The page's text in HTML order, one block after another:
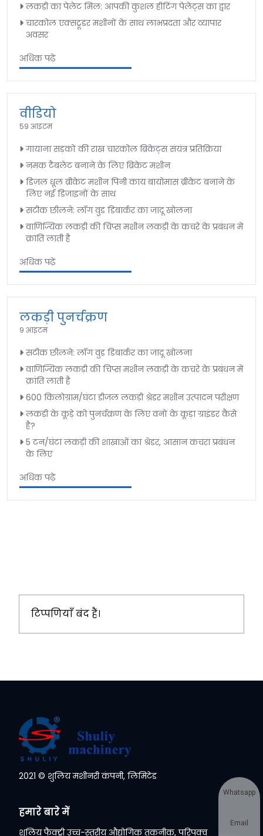
लकड़ी का पेलेट मिल: आपकी कुशल हीटिंग पेलेट्स का द्वार
चारकोल एक्सट्रूडर मशीनों के साथ लाभप्रदता और व्यापार
अवसर
अधिक पढ़ें
वीडियो
59 आइटम
गायाना सड़कों की राख चारकोल ब्रिकेट्स संयंत्र प्रतिक्रिया
नमक टैबलेट बनाने के लिए ब्रिकेट मशीन
डिज़ल धूल ब्रीकेट मशीन पिनी काय बायोमास ब्रीकेट बनाने के
लिए नई डिज़ाइनों के साथ
सटीक छीलने: लॉग वुड डिबार्कर का जादू खोलना
वाणिज्यिक लकड़ी की चिप्स मशीन लकड़ी के कचरे के प्रबंधन में
क्रांति लाती है
अधिक पढ़ें
लकड़ी पुनर्चक्रण
9 आइटम
सटीक छीलने: लॉग वुड डिबार्कर का जादू खोलना
वाणिज्यिक लकड़ी की चिप्स मशीन लकड़ी के कचरे के प्रबंधन में
क्रांति लाती है
600 किलोग्राम/घंटा डीजल लकड़ी श्रेडर मशीन उत्पादन परीक्षण
लकड़ी के कूड़े को पुनर्चक्रण के लिए वनों के कूड़ा ग्राइंडर कैसे
है?
5 टन/घंटा लकड़ी की शाखाओं का श्रेडर, आसान कचरा प्रबंधन
के लिए
अधिक पढ़ें
टिप्पणियाँ बंद हैं।
2021 © शुलिय मशीनरी कंपनी, लिमिटेड
हमारे बारे में
शुलिय फैक्ट्री उच्च-स्तरीय औद्योगिक तकनीक, परिपक्व
Whatsapp
Email